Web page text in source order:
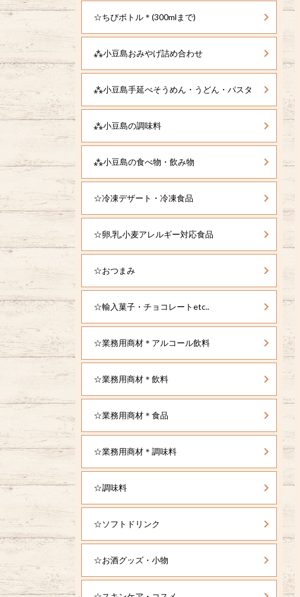
☆ちびボトル＊(300mlまで)
⁂小豆島おみやげ詰め合わせ
⁂小豆島手延べそうめん・うどん・パスタ
⁂小豆島の調味料
⁂小豆島の食べ物・飲み物
☆冷凍デザート・冷凍食品
☆卵,乳,小麦アレルギー対応食品
☆おつまみ
☆輸入菓子・チョコレートetc..
☆業務用商材＊アルコール飲料
☆業務用商材＊飲料
☆業務用商材＊食品
☆業務用商材＊調味料
☆調味料
☆ソフトドリンク
☆お酒グッズ・小物